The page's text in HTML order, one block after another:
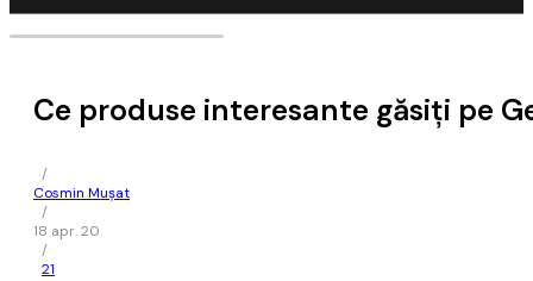
Ce produse interesante găsiţi pe
/
Cosmin Mușat
/
18 apr. 20
/
21